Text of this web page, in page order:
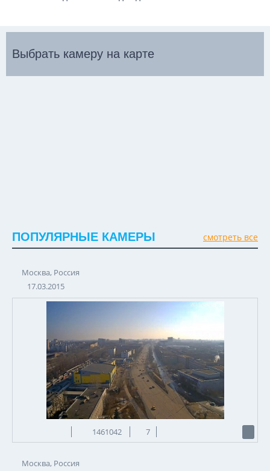
Выбрать камеру на карте
ПОПУЛЯРНЫЕ КАМЕРЫ смотреть все
Москва, Россия
17.03.2015
1461042 7
Москва, Россия